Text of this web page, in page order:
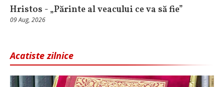
Hristos - „Părinte al veacului ce va să fie”
09 Aug, 2026
Acatiste zilnice